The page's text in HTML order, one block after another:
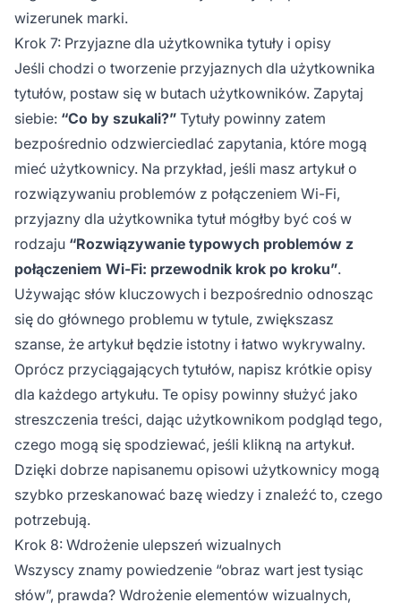
wizerunek marki.
Krok 7: Przyjazne dla użytkownika tytuły i opisy
Jeśli chodzi o tworzenie przyjaznych dla użytkownika
tytułów, postaw się w butach użytkowników. Zapytaj
siebie: “Co by szukali?” Tytuły powinny zatem
bezpośrednio odzwierciedlać zapytania, które mogą
mieć użytkownicy. Na przykład, jeśli masz artykuł o
rozwiązywaniu problemów z połączeniem Wi-Fi,
przyjazny dla użytkownika tytuł mógłby być coś w
rodzaju “Rozwiązywanie typowych problemów z
połączeniem Wi-Fi: przewodnik krok po kroku”.
Używając słów kluczowych i bezpośrednio odnosząc
się do głównego problemu w tytule, zwiększasz
szanse, że artykuł będzie istotny i łatwo wykrywalny.
Oprócz przyciągających tytułów, napisz krótkie opisy
dla każdego artykułu. Te opisy powinny służyć jako
streszczenia treści, dając użytkownikom podgląd tego,
czego mogą się spodziewać, jeśli klikną na artykuł.
Dzięki dobrze napisanemu opisowi użytkownicy mogą
szybko przeskanować bazę wiedzy i znaleźć to, czego
potrzebują.
Krok 8: Wdrożenie ulepszeń wizualnych
Wszyscy znamy powiedzenie “obraz wart jest tysiąc
słów”, prawda? Wdrożenie elementów wizualnych,